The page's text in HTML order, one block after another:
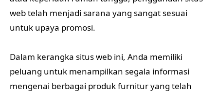
web telah menjadi sarana yang sangat sesuai
untuk upaya promosi.
Dalam kerangka situs web ini, Anda memiliki
peluang untuk menampilkan segala informasi
mengenai berbagai produk furnitur yang telah